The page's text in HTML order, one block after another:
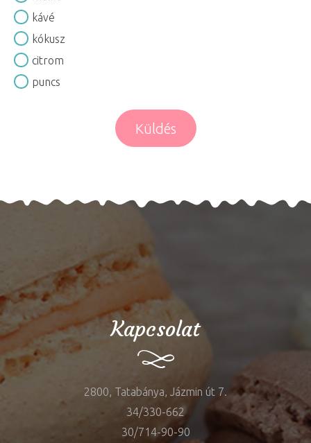
kávé
kókusz
citrom
puncs
Küldés
Kapcsolat
2800, Tatabánya, Jázmin út 7.
34/330-662
30/714-90-90